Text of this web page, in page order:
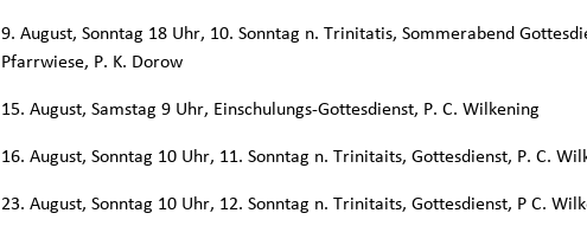
9. August, Sonntag 18 Uhr, 10. Sonntag n. Trinitatis, Sommerabend
Pfarrwiese, P. K. Dorow
15. August, Samstag 9 Uhr, Einschulungs-Gottesdienst, P. C. Wilkening
16. August, Sonntag 10 Uhr, 11. Sonntag n. Trinitaits, Gottesdienst, P. C.
23. August, Sonntag 10 Uhr, 12. Sonntag n. Trinitaits, Gottesdienst, P C.